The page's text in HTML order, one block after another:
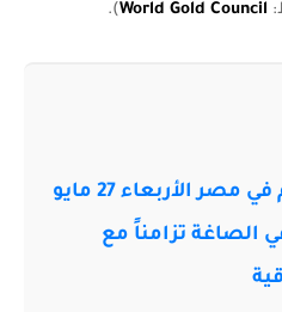
World Gold Council
).
سعر الذهب اليوم في مصر الأربعاء 27 مايو
في الصاغة تزامناً مع